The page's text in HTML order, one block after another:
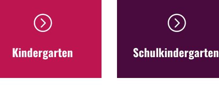
=
Kinder­garten
=
Schul­kinder­garten